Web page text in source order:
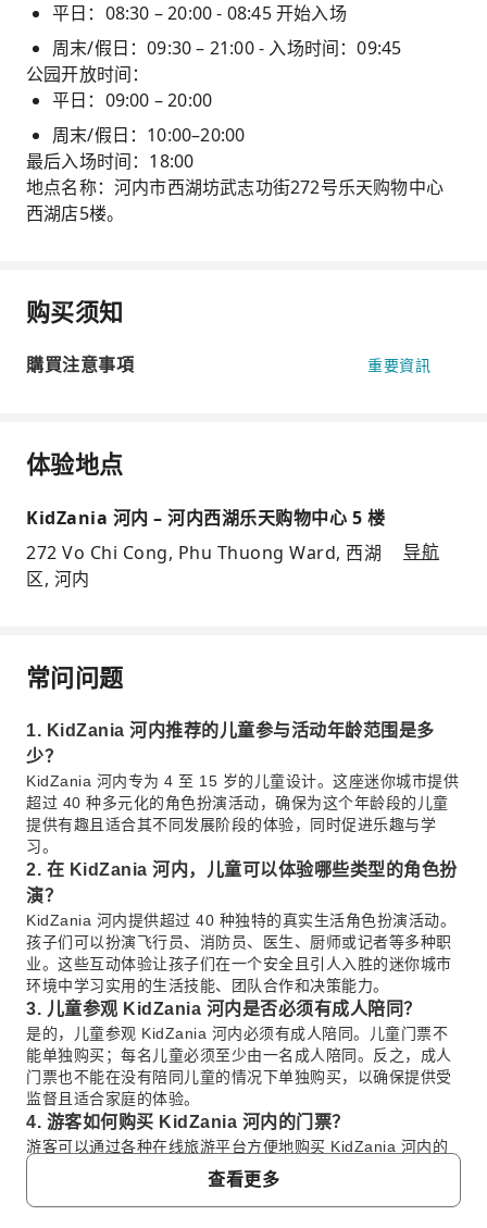
平日：08:30 – 20:00 - 08:45 开始入场
周末/假日：09:30 – 21:00 - 入场时间：09:45
公园开放时间：
平日：09:00 – 20:00
周末/假日：10:00–20:00
最后入场时间：18:00
地点名称：河内市西湖坊武志功街272号乐天购物中心
西湖店5楼。
购买须知
購買注意事項 重要資訊
体验地点
KidZania 河内 – 河内西湖乐天购物中心 5 楼
272 Vo Chi Cong, Phu Thuong Ward, 西湖
区, 河内
导航
常问问题
1. KidZania 河内推荐的儿童参与活动年龄范围是多
少？
KidZania 河内专为 4 至 15 岁的儿童设计。这座迷你城市提供
超过 40 种多元化的角色扮演活动，确保为这个年龄段的儿童
提供有趣且适合其不同发展阶段的体验，同时促进乐趣与学
习。
2. 在 KidZania 河内，儿童可以体验哪些类型的角色扮
演？
KidZania 河内提供超过 40 种独特的真实生活角色扮演活动。
孩子们可以扮演飞行员、消防员、医生、厨师或记者等多种职
业。这些互动体验让孩子们在一个安全且引人入胜的迷你城市
环境中学习实用的生活技能、团队合作和决策能力。
3. 儿童参观 KidZania 河内是否必须有成人陪同？
是的，儿童参观 KidZania 河内必须有成人陪同。儿童门票不
能单独购买；每名儿童必须至少由一名成人陪同。反之，成人
门票也不能在没有陪同儿童的情况下单独购买，以确保提供受
监督且适合家庭的体验。
4. 游客如何购买 KidZania 河内的门票？
游客可以通过各种在线旅游平台方便地购买 KidZania 河内的
门票。为了获得直接且安全的预订体验，您可以考虑使用
KKday。KKday 提供便捷的预订流程和全面的服务，有助于确
保顺畅的入场和无忧的游园体验。
查看更多